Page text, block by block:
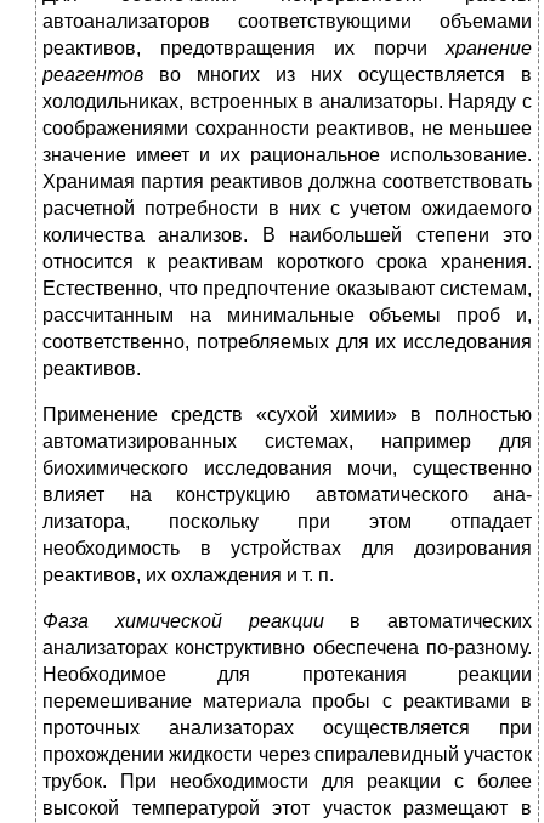
автоанализаторов со­ответствующими объемами
реактивов, предотвращения их порчи хранение
реагентов во многих из них осуществляется в
холодиль­никах, встроенных в анализаторы. Наряду с
соображениями со­хранности реактивов, не меньшее
значение имеет и их рацио­нальное использование.
Хранимая партия реактивов должна соот­ветствовать
расчетной потребности в них с учетом ожидаемого
количества анализов. В наибольшей степени это
относится к реак­тивам короткого срока хранения.
Естественно, что предпочтение оказывают системам,
рассчитанным на минимальные объемы проб и,
соответственно, потребляемых для их исследования
реактивов.
Применение средств «сухой химии» в полностью
автоматизи­рованных системах, например для
биохимического исследования мочи, существенно
влияет на конструкцию автоматического ана­
лизатора, поскольку при этом отпадает
необходимость в уст­ройствах для дозирования
реактивов, их охлаждения и т. п.
Фаза химической реакции в автоматических
анализаторах конст­руктивно обеспечена по-разному.
Необходимое для протекания реакции
перемешивание материала пробы с реактивами в
про­точных анализаторах осуществляется при
прохождении жидкости через спиралевидный участок
трубок. При необходимости для ре­акции с более
высокой температурой этот участок размещают в